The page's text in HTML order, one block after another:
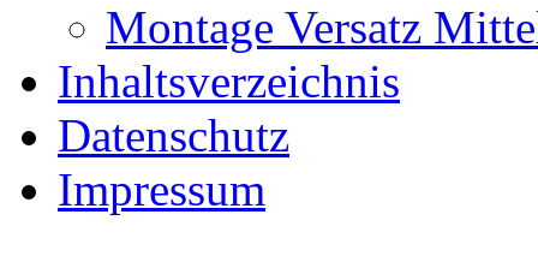
Montage Versatz
Inhaltsverzeichnis
Datenschutz
Impressum